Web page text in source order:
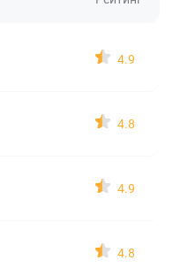
4.9
4.8
4.9
4.8